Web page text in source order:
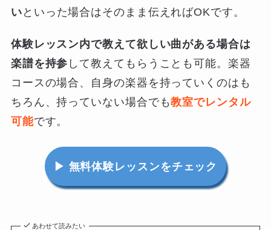
い といった場合はそのまま伝えればOKです。
体験レッスン内で教えて欲しい曲がある場合は
楽譜を持参 して教えてもらうことも可能。楽器
コースの場合、自身の楽器を持っていくのはも
ちろん、持っていない場合でも教室でレンタル
可能です。
▶ 無料体験レッスンをチェック
あわせて読みたい